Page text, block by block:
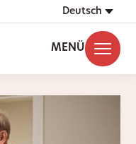
Deutsch
MENÜ